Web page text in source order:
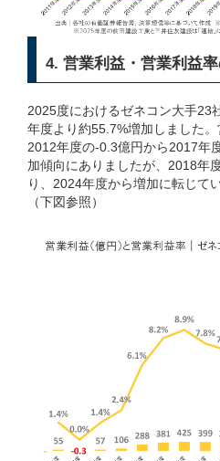
4. 営業利益・営業利益
2025度におけるゼネコン大手23
年度より約55.7%増加しました
2012年度の-0.3億円から2017年
加傾向にありましたが、2018年
り、2024年度から増加に転じて
（下図参照）